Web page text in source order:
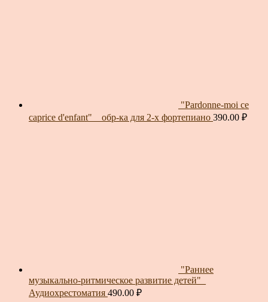
"Pardonne-moi ce
caprice d'enfant" _ обр-ка для 2-х фортепиано 390.00 ₽
"Раннее
музыкально-ритмическое развитие детей"_
Аудиохрестоматия 490.00 ₽